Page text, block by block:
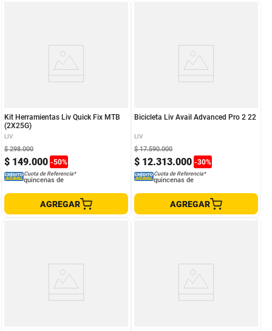
Kit Herramientas Liv Quick Fix MTB
(2X25G)
LIV
$ 149.000 -50%
$ 298.000
Cuota de Referencia*
quincenas de
AGREGAR
Bicicleta Liv Avail Advanced Pro 2 22
LIV
$ 12.313.000 -30%
$ 17.590.000
Cuota de Referencia*
quincenas de
AGREGAR